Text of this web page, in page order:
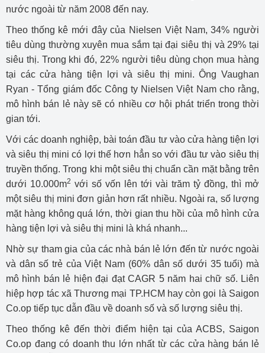
nước ngoài từ năm 2008 đến nay.
Theo thống kê mới đây của Nielsen Việt Nam, 34% người
tiêu dùng thường xuyên mua sắm tại đại siêu thị và 29% tại
siêu thị. Trong khi đó, 22% người tiêu dùng chọn mua hàng
tại các cửa hàng tiện lợi và siêu thị mini. Ông Vaughan
Ryan - Tổng giám đốc Công ty Nielsen Việt Nam cho rằng,
mô hình bán lẻ này sẽ có nhiều cơ hội phát triển trong thời
gian tới.
Với các doanh nghiệp, bài toán đầu tư vào cửa hàng tiện lợi
và siêu thị mini có lợi thế hơn hẳn so với đầu tư vào siêu thị
truyền thống. Trong khi một siêu thị chuẩn cần mặt bằng trên
dưới 10.000m2 với số vốn lên tới vài trăm tỷ đồng, thì mở
một siêu thị mini đơn giản hơn rất nhiều. Ngoài ra, số lượng
mặt hàng không quá lớn, thời gian thu hồi của mô hình cửa
hàng tiện lợi và siêu thị mini là khá nhanh...
Nhờ sự tham gia của các nhà bán lẻ lớn đến từ nước ngoài
và dân số trẻ của Việt Nam (60% dân số dưới 35 tuổi) mà
mô hình bán lẻ hiện đại đạt CAGR 5 năm hai chữ số. Liên
hiệp hợp tác xã Thương mại TP.HCM hay còn gọi là Saigon
Co.op tiếp tục dẫn đầu về doanh số và số lượng siêu thị.
Theo thống kê đến thời điểm hiện tại của ACBS, Saigon
Co.op đang có doanh thu lớn nhất từ các cửa hàng bán lẻ